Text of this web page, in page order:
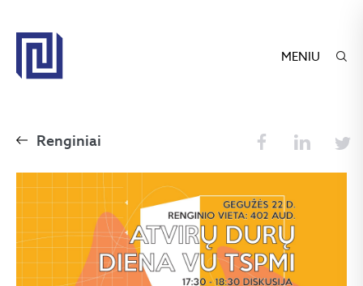
MENIU
Renginiai